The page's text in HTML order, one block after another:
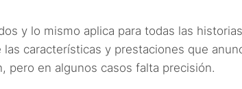
y lo mismo aplica para todas las
las características y prestaciones que
pero en algunos casos falta precisión.